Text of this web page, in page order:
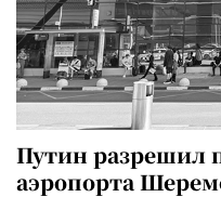
Путин разрешил
аэропорта